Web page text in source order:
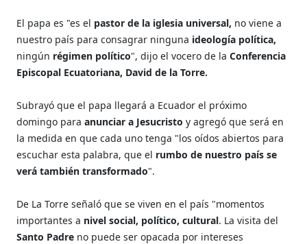
El papa es "es el pastor de la iglesia universal, no viene a
nuestro país para consagrar ninguna ideología política,
ningún régimen político", dijo el vocero de laConferencia
Episcopal Ecuatoriana, David de la Torre.
Subrayó que el papa llegará a Ecuador el próximo
domingo para anunciar a Jesucristoy agregó que será en
la medida en que cada uno tenga "los oídos abiertos para
escuchar esta palabra, que el rumbo de nuestro país se
verá también transformado".
De La Torre señaló que se viven en el país "momentos
importantes a nivel social, político, cultural. La visita del
Santo Padre no puede ser opacada por intereses